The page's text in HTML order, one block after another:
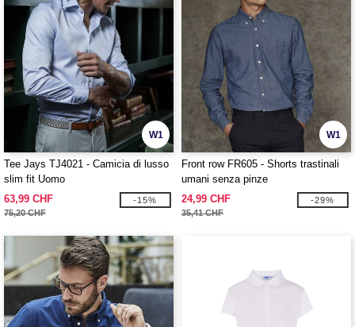
W1
Tee Jays TJ4021 - Camicia di lusso
slim fit Uomo
63,99 CHF
75,20 CHF
-15%
W1
Front row FR605 - Shorts trastinali
umani senza pinze
24,99 CHF
35,41 CHF
-29%